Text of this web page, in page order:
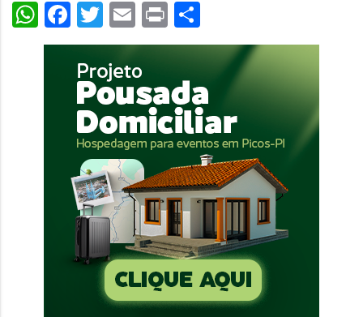
WhatsApp
Facebook
Twitter
Email
PrintShare